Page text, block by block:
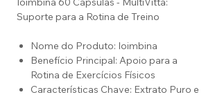
Suporte para a Rotina de Treino
Nome do Produto: Ioimbina
Benefício Principal: Apoio para a
Rotina de Exercícios Físicos
Características Chave: Extrato Puro e